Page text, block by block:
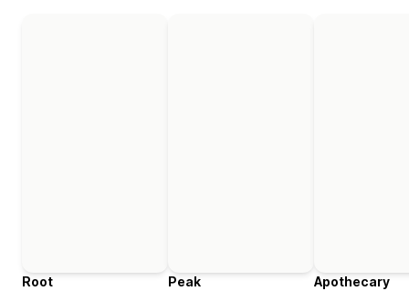
Root
Peak
Apothecary